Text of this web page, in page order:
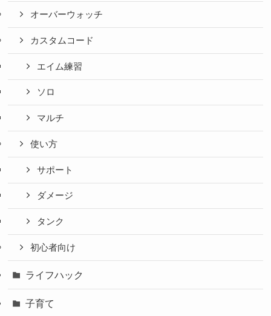
オーバーウォッチ
カスタムコード
エイム練習
ソロ
マルチ
使い方
サポート
ダメージ
タンク
初心者向け
ライフハック
子育て